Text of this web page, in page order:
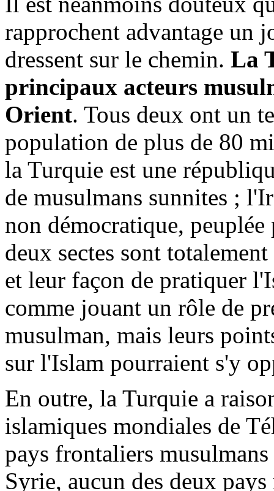
rapprochent advantage un
dressent sur le chemin. La
principaux acteurs
Orient. Tous deux ont un
population de plus de 80
la Turquie est une
de musulmans sunnites ;
non démocratique,
deux sectes sont
et leur façon de pratiquer
comme jouant un rôle de
musulman, mais leurs
sur l'Islam pourraient s'y
En outre, la Turquie a
islamiques mondiales de
pays frontaliers
Syrie, aucun des deux